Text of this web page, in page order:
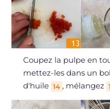
Coupez la pulpe en
mettez-les dans un
d'huile 14 , mélangez